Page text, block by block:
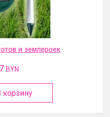
и землероек
BYN
корзину